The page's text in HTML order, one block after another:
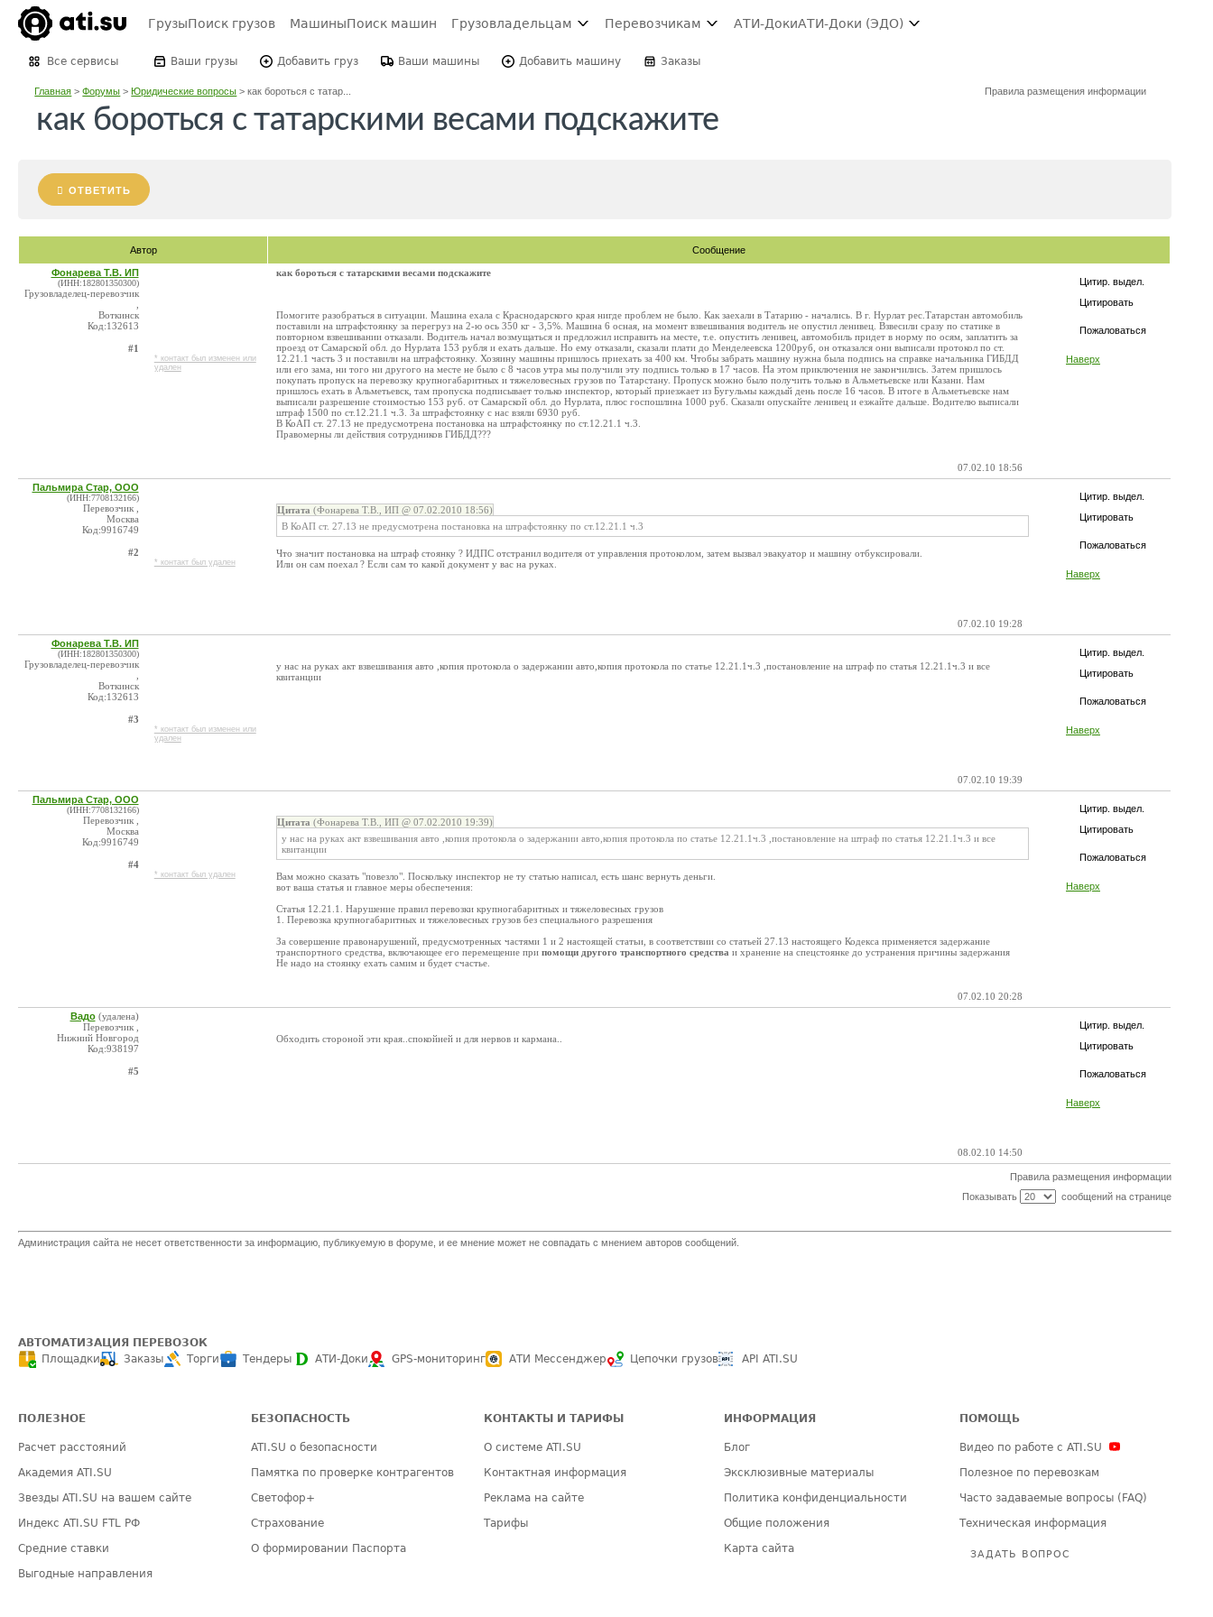
ГрузыПоиск грузов МашиныПоиск машин Грузовладельцам Перевозчикам АТИ-ДокиАТИ-Доки (ЭДО)
Все сервисы Ваши грузы Добавить груз Ваши машины Добавить машину Заказы
Главная >Форумы >Юридические вопросы >как бороться с татар... Правила размещения информации
как бороться с татарскими весами подскажите
ОТВЕТИТЬ
Автор Сообщение
Цитир. выдел.
Цитировать
Пожаловаться
Наверх
Фонарева Т.В. ИП
(ИНН:182801350300)
Грузовладелец-перевозчик
Воткинск
Код:132613
#1
* контакт был изменен или
удален
как бороться с татарскими весами подскажите
Помогите разобраться в ситуации. Машина ехала с Краснодарского края нигде проблем не было. Как заехали в Татарию - начались. В г. Нурлат рес.Татарстан автомобиль
поставили на штрафстоянку за перегруз на 2-ю ось 350 кг - 3,5%. Машина 6 осная, на момент взвешивания водитель не опустил ленивец. Взвесили сразу по статике в
повторном взвешивании отказали. Водитель начал возмущаться и предложил исправить на месте, т.е. опустить ленивец, автомобиль придет в норму по осям, заплатить за
проезд от Самарской обл. до Нурлата 153 рубля и ехать дальше. Но ему отказали, сказали плати до Менделеевска 1200руб, он отказался они выписали протокол по ст.
12.21.1 часть 3 и поставили на штрафстоянку. Хозяину машины пришлось приехать за 400 км. Чтобы забрать машину нужна была подпись на справке начальника ГИБДД
или его зама, ни того ни другого на месте не было с 8 часов утра мы получили эту подпись только в 17 часов. На этом приключения не закончились. Затем пришлось
покупать пропуск на перевозку крупногабаритных и тяжеловесных грузов по Татарстану. Пропуск можно было получить только в Альметьевске или Казани. Нам
пришлось ехать в Альметьевск, там пропуска подписывает только инспектор, который приезжает из Бугульмы каждый день после 16 часов. В итоге в Альметьевске нам
выписали разрешение стоимостью 153 руб. от Самарской обл. до Нурлата, плюс госпошлина 1000 руб. Сказали опускайте ленивец и езжайте дальше. Водителю выписали
штраф 1500 по ст.12.21.1 ч.3. За штрафстоянку с нас взяли 6930 руб.
В КоАП ст. 27.13 не предусмотрена постановка на штрафстоянку по ст.12.21.1 ч.3.
Правомерны ли действия сотрудников ГИБДД???
07.02.10 18:56
Цитир. выдел.
Цитировать
Пожаловаться
Наверх
Пальмира Стар, ООО
(ИНН:7708132166)
Перевозчик ,
Москва
Код:9916749
#2
* контакт был удален
Цитата (Фонарева Т.В., ИП @ 07.02.2010 18:56)
В КоАП ст. 27.13 не предусмотрена постановка на штрафстоянку по ст.12.21.1 ч.3
Что значит постановка на штраф стоянку ? ИДПС отстранил водителя от управления протоколом, затем вызвал эвакуатор и машину отбуксировали.
Или он сам поехал ? Если сам то какой документ у вас на руках.
07.02.10 19:28
Цитир. выдел.
Цитировать
Пожаловаться
Наверх
Фонарева Т.В. ИП
(ИНН:182801350300)
Грузовладелец-перевозчик
Воткинск
Код:132613
#3
* контакт был изменен или
удален
у нас на руках акт взвешивания авто ,копия протокола о задержании авто,копия протокола по статье 12.21.1ч.3 ,постановление на штраф по статья 12.21.1ч.3 и все
квитанции
07.02.10 19:39
Цитир. выдел.
Цитировать
Пожаловаться
Наверх
Пальмира Стар, ООО
(ИНН:7708132166)
Перевозчик ,
Москва
Код:9916749
#4
* контакт был удален
Цитата (Фонарева Т.В., ИП @ 07.02.2010 19:39)
у нас на руках акт взвешивания авто ,копия протокола о задержании авто,копия протокола по статье 12.21.1ч.3 ,постановление на штраф по статья 12.21.1ч.3 и все
квитанции
Вам можно сказать "повезло". Поскольку инспектор не ту статью написал, есть шанс вернуть деньги.
вот ваша статья и главное меры обеспечения:
Статья 12.21.1. Нарушение правил перевозки крупногабаритных и тяжеловесных грузов
1. Перевозка крупногабаритных и тяжеловесных грузов без специального разрешения
За совершение правонарушений, предусмотренных частями 1 и 2 настоящей статьи, в соответствии со статьей 27.13 настоящего Кодекса применяется задержание
транспортного средства, включающее его перемещение при помощи другого транспортного средства и хранение на спецстоянке до устранения причины задержания
Не надо на стоянку ехать самим и будет счастье.
07.02.10 20:28
Цитир. выдел.
Цитировать
Пожаловаться
Наверх
Вадо (удалена)
Перевозчик ,
Нижний Новгород
Код:938197
#5
Обходить стороной эти края..спокойней и для нервов и кармана..
08.02.10 14:50
Правила размещения информации
Показывать
сообщений на странице
Администрация сайта не несет ответственности за информацию, публикуемую в форуме, и ее мнение может не совпадать с мнением авторов сообщений.
АВТОМАТИЗАЦИЯ ПЕРЕВОЗОК
Площадки
Заказы Торги Тендеры АТИ-Доки GPS-мониторинг АТИ Мессенджер Цепочки грузов API ATI.SU
ПОЛЕЗНОЕ
Расчет расстояний
Академия ATI.SU
Звезды ATI.SU на вашем сайте
Индекс ATI.SU FTL РФ
Средние ставки
Выгодные направления
БЕЗОПАСНОСТЬ
ATI.SU о безопасности
Памятка по проверке контрагентов
Светофор+
Страхование
О формировании Паспорта
КОНТАКТЫ И ТАРИФЫ
О системе ATI.SU
Контактная информация
Реклама на сайте
Тарифы
ИНФОРМАЦИЯ
Блог
Эксклюзивные материалы
Политика конфиденциальности
Общие положения
Карта сайта
ПОМОЩЬ
Видео по работе с ATI.SU
Полезное по перевозкам
Часто задаваемые вопросы (FAQ)
Техническая информация
ЗАДАТЬ ВОПРОС